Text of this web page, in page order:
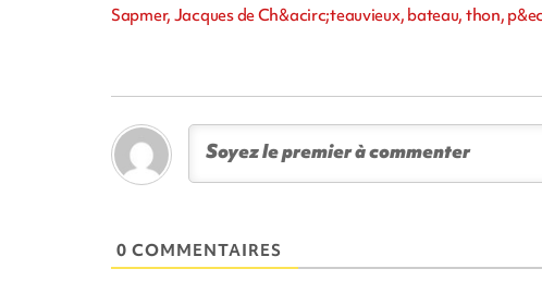
Sapmer, Jacques de Ch&acirc;teauvieux, bateau, thon,
0 COMMENTAIRES